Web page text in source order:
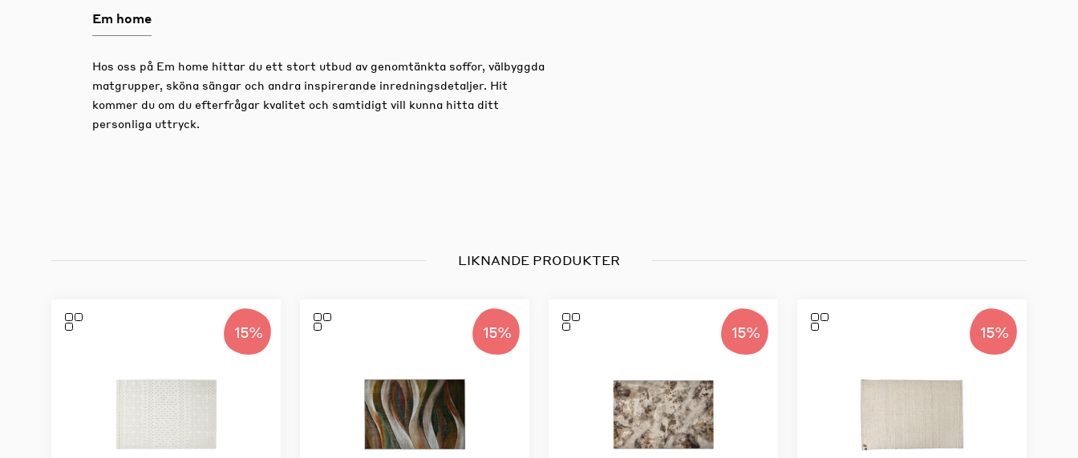
Em home
Hos oss på Em home hittar du ett stort utbud av genomtänkta soffor, välbyggda
matgrupper, sköna sängar och andra inspirerande inredningsdetaljer. Hit
kommer du om du efterfrågar kvalitet och samtidigt vill kunna hitta ditt
personliga uttryck.
LIKNANDE PRODUKTER
15% 15% 15% 15%